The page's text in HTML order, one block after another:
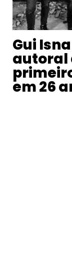
Gui
autoral
em 26